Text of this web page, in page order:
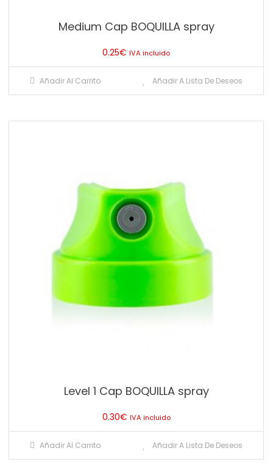
Medium Cap BOQUILLA spray
0.25€ IVA incluido
Añadir Al Carrito Añadir A Lista De Deseos
Level 1 Cap BOQUILLA spray
0.30€ IVA incluido
Añadir Al Carrito Añadir A Lista De Deseos